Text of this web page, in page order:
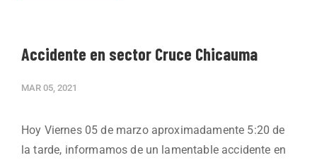
Accidente en sector Cruce Chicauma
MAR 05, 2021
Hoy Viernes 05 de marzo aproximadamente 5:20 de
la tarde, informamos de un lamentable accidente en